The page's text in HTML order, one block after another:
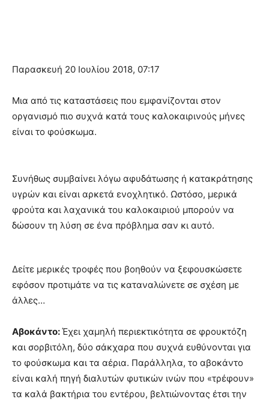
Παρασκευή 20 Ιουλίου 2018, 07:17
Μια από τις καταστάσεις που εμφανίζονται στον
οργανισμό πιο συχνά κατά τους καλοκαιρινούς μήνες
είναι το φούσκωμα.
Συνήθως συμβαίνει λόγω αφυδάτωσης ή κατακράτησης
υγρών και είναι αρκετά ενοχλητικό. Ωστόσο, μερικά
φρούτα και λαχανικά του καλοκαιριού μπορούν να
δώσουν τη λύση σε ένα πρόβλημα σαν κι αυτό.
Δείτε μερικές τροφές που βοηθούν να ξεφουσκώσετε
εφόσον προτιμάτε να τις καταναλώνετε σε σχέση με
άλλες…
Αβοκάντο:Έχει χαμηλή περιεκτικότητα σε φρουκτόζη
και σορβιτόλη, δύο σάκχαρα που συχνά ευθύνονται για
το φούσκωμα και τα αέρια. Παράλληλα, το αβοκάντο
είναι καλή πηγή διαλυτών φυτικών ινών που «τρέφουν»
τα καλά βακτήρια του εντέρου, βελτιώνοντας έτσι την